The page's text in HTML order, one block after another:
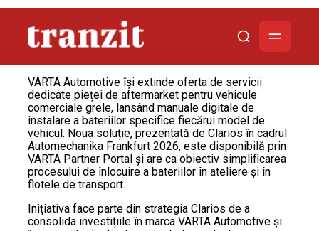
VARTA Automotive își extinde oferta de servicii
dedicate pieței de aftermarket pentru vehicule
comerciale grele, lansând manuale digitale de
instalare a bateriilor specifice fiecărui model de
vehicul. Noua soluție, prezentată de Clarios în cadrul
Automechanika Frankfurt 2026, este disponibilă prin
VARTA Partner Portal și are ca obiectiv simplificarea
procesului de înlocuire a bateriilor în ateliere și în
flotele de transport.
Inițiativa face parte din strategia Clarios de a
consolida investițiile în marca VARTA Automotive și